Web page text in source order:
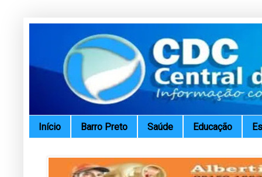
Início Barro Preto Saúde Educação